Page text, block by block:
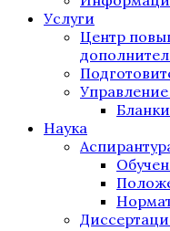
Услуги
Центр
Наука